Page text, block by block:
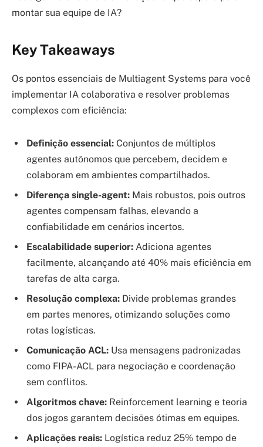
montar sua equipe de IA?
Key Takeaways
Os pontos essenciais de Multiagent Systems para você
implementar IA colaborativa e resolver problemas
complexos com eficiência:
Definição essencial: Conjuntos de múltiplos
agentes autônomos que percebem, decidem e
colaboram em ambientes compartilhados.
Diferença single-agent: Mais robustos, pois outros
agentes compensam falhas, elevando a
confiabilidade em cenários incertos.
Escalabilidade superior: Adiciona agentes
facilmente, alcançando até 40% mais eficiência em
tarefas de alta carga.
Resolução complexa: Divide problemas grandes
em partes menores, otimizando soluções como
rotas logísticas.
Comunicação ACL: Usa mensagens padronizadas
como FIPA-ACL para negociação e coordenação
sem conflitos.
Algoritmos chave: Reinforcement learning e teoria
dos jogos garantem decisões ótimas em equipes.
Aplicações reais: Logística reduz 25% tempo de